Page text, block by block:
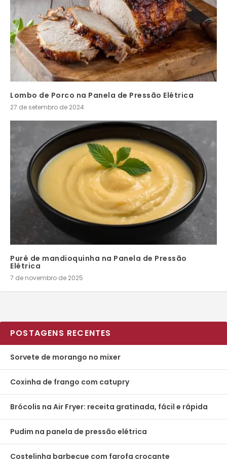
Lombo de Porco na Panela de Pressão Elétrica
27 de setembro de 2024
Purê de mandioquinha na Panela de Pressão
Elétrica
7 de novembro de 2025
POSTAGENS RECENTES
Sorvete de morango no mixer
Coxinha de frango com catupry
Brócolis na Air Fryer: receita gratinada, fácil e rápida
Pudim na panela de pressão elétrica
Costelinha barbecue com farofa crocante